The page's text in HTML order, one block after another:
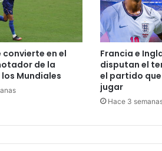
convierte en el
de la
Mundiales
Francia e
disputan el
el partido
jugar
Hace 3